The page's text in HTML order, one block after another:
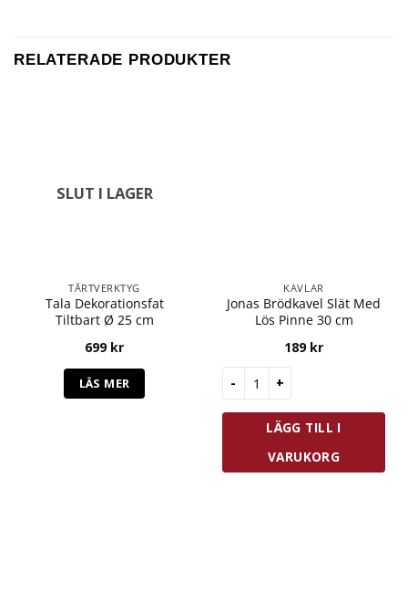
RELATERADE PRODUKTER
SLUT I LAGER
TÅRTVERKTYG
Tala Dekorationsfat
Tiltbart Ø 25 cm
699 kr
LÄS MER
KAVLAR
Jonas Brödkavel Slät Med
Lös Pinne 30 cm
189 kr
LÄGG TILL I
VARUKORG